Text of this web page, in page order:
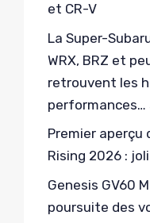
et CR-V
La Super-
WRX, BRZ et
retrouvent les
performances…
Premier aperçu
Rising 2026 :
Genesis GV60
poursuite des